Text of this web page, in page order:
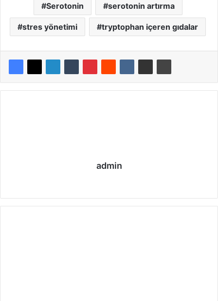
Serotonin serotonin artırma
stres yönetimi tryptophan içeren gıdalar
admin
sit bo
ra